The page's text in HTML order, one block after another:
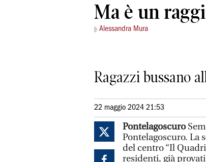
Ma è un
Alessandra Mura
Ragazzi bussano
22 maggio 2024 21:53
Pontelagoscuro
Pontelagoscuro. La
del centro “Il
residenti, già